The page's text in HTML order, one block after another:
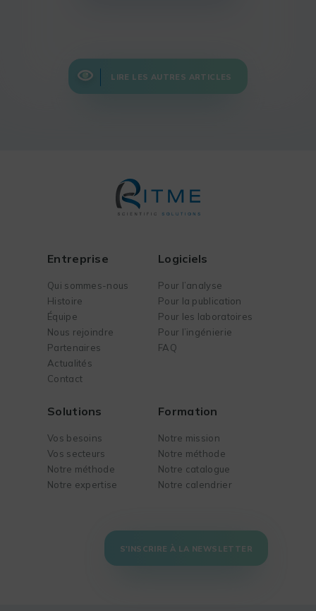
LIRE LES AUTRES ARTICLES
Entreprise
Qui sommes-nous
Histoire
Équipe
Nous rejoindre
Partenaires
Actualités
Contact
Logiciels
Pour l’analyse
Pour la publication
Pour les laboratoires
Pour l’ingénierie
FAQ
Solutions
Vos besoins
Vos secteurs
Notre méthode
Notre expertise
Formation
Notre mission
Notre méthode
Notre catalogue
Notre calendrier
S'INSCRIRE À LA NEWSLETTER